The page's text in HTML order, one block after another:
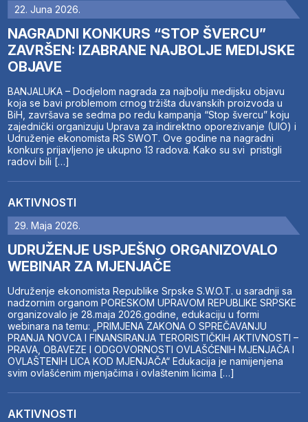
22. Juna 2026.
NAGRADNI KONKURS “STOP ŠVERCU”
ZAVRŠEN: IZABRANE NAJBOLJE MEDIJSKE
OBJAVE
BANJALUKA – Dodjelom nagrada za najbolju medijsku objavu
koja se bavi problemom crnog tržišta duvanskih proizvoda u
BiH, završava se sedma po redu kampanja “Stop švercu” koju
zajednički organizuju Uprava za indirektno oporezivanje (UIO) i
Udruženje ekonomista RS SWOT. Ove godine na nagradni
konkurs prijavljeno je ukupno 13 radova. Kako su svi pristigli
radovi bili […]
AKTIVNOSTI
29. Maja 2026.
UDRUŽENJE USPJEŠNO ORGANIZOVALO
WEBINAR ZA MJENJAČE
Udruženje ekonomista Republike Srpske S.W.O.T. u saradnji sa
nadzornim organom PORESKOM UPRAVOM REPUBLIKE SRPSKE
organizovalo je 28.maja 2026.godine, edukaciju u formi
webinara na temu: „PRIMJENA ZAKONA O SPREČAVANJU
PRANJA NOVCA I FINANSIRANJA TERORISTIČKIH AKTIVNOSTI –
PRAVA, OBAVEZE I ODGOVORNOSTI OVLAŠĆENIH MJENJAČA I
OVLAŠTENIH LICA KOD MJENJAČA“ Edukacija je namijenjena
svim ovlašćenim mjenjačima i ovlaštenim licima […]
AKTIVNOSTI